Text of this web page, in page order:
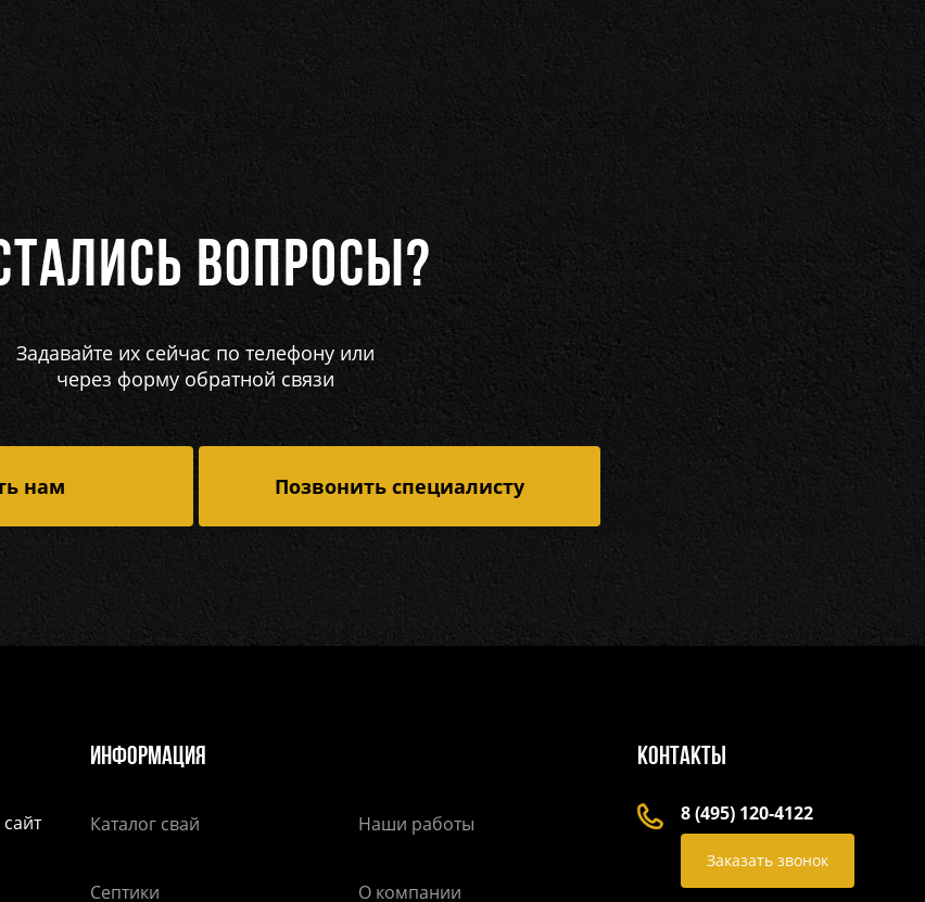
ВОПРОСЫ?
Задавайте их сейчас по телефону или
через форму обратной связи
нам Позвонить специалисту
Информация
Каталог свай
Септики
Наши работы
О компании
Контакты
8 (495) 120-4122
Заказать звонок